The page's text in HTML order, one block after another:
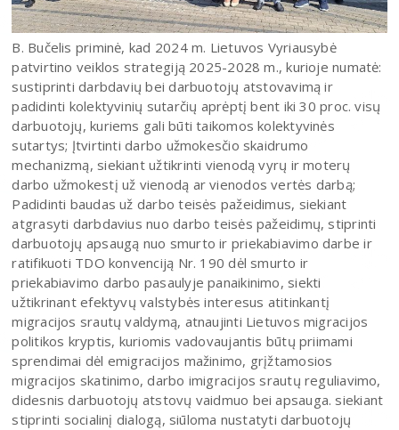
B. Bučelis priminė, kad 2024 m. Lietuvos Vyriausybė
patvirtino veiklos strategiją 2025-2028 m., kurioje numatė:
sustiprinti darbdavių bei darbuotojų atstovavimą ir
padidinti kolektyvinių sutarčių aprėptį bent iki 30 proc. visų
darbuotojų, kuriems gali būti taikomos kolektyvinės
sutartys; Įtvirtinti darbo užmokesčio skaidrumo
mechanizmą, siekiant užtikrinti vienodą vyrų ir moterų
darbo užmokestį už vienodą ar vienodos vertės darbą;
Padidinti baudas už darbo teisės pažeidimus, siekiant
atgrasyti darbdavius nuo darbo teisės pažeidimų, stiprinti
darbuotojų apsaugą nuo smurto ir priekabiavimo darbe ir
ratifikuoti TDO konvenciją Nr. 190 dėl smurto ir
priekabiavimo darbo pasaulyje panaikinimo, siekti
užtikrinant efektyvų valstybės interesus atitinkantį
migracijos srautų valdymą, atnaujinti Lietuvos migracijos
politikos kryptis, kuriomis vadovaujantis būtų priimami
sprendimai dėl emigracijos mažinimo, grįžtamosios
migracijos skatinimo, darbo imigracijos srautų reguliavimo,
didesnis darbuotojų atstovų vaidmuo bei apsauga. siekiant
stiprinti socialinį dialogą, siūloma nustatyti darbuotojų